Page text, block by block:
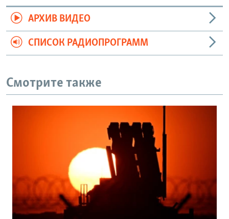
Все сайты РСЕ/РС
АРХИВ ВИДЕО
СПИСОК РАДИОПРОГРАММ
Смотрите также